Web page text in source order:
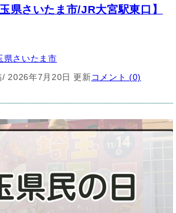
県さいたま市/JR大宮駅東口】
県さいたま市
/ 2026年7月20日 更新コメント (0)